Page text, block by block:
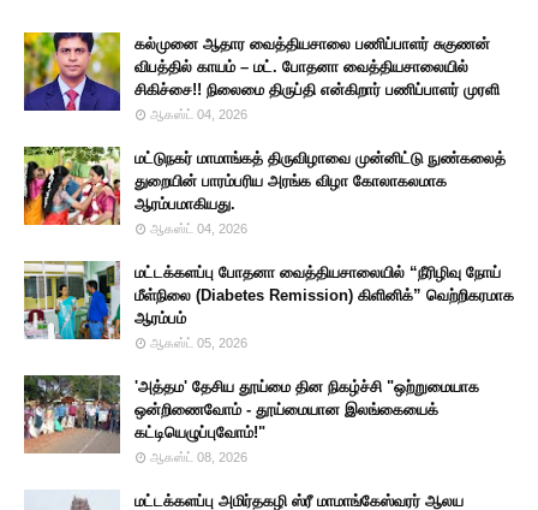
கல்முனை ஆதார வைத்தியசாலை பணிப்பாளர் சுகுணன்
விபத்தில் காயம் – மட். போதனா வைத்தியசாலையில்
சிகிச்சை!! நிலைமை திருப்தி என்கிறார் பணிப்பாளர் முரளி
ஆகஸ்ட் 04, 2026
மட்டுநகர் மாமாங்கத் திருவிழாவை முன்னிட்டு நுண்கலைத்
துறையின் பாரம்பரிய அரங்க விழா கோலாகலமாக
ஆரம்பமாகியது.
ஆகஸ்ட் 04, 2026
மட்டக்களப்பு போதனா வைத்தியசாலையில் “நீரிழிவு நோய்
மீள்நிலை (Diabetes Remission) கிளினிக்” வெற்றிகரமாக
ஆரம்பம்
ஆகஸ்ட் 05, 2026
'அத்தம' தேசிய தூய்மை தின நிகழ்ச்சி "ஒற்றுமையாக
ஒன்றிணைவோம் - தூய்மையான இலங்கையைக்
கட்டியெழுப்புவோம்!"
ஆகஸ்ட் 08, 2026
மட்டக்களப்பு அமிர்தகழி ஸ்ரீ மாமாங்கேஸ்வரர் ஆலய